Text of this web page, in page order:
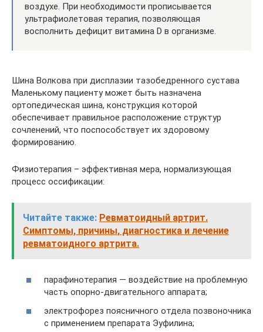
воздухе. При необходимости прописывается
ультрафиолетовая терапия, позволяющая
восполнить дефицит витамина D в организме.
Шина Волкова при дисплазии тазобедренного сустава
Маленькому пациенту может быть назначена
ортопедическая шина, конструкция которой
обеспечивает правильное расположение структур
сочленений, что поспособствует их здоровому
формированию.
Физиотерапия – эффективная мера, нормализующая
процесс оссификации:
Читайте также: Ревматоидный артрит.
Симптомы, причины, диагностика и лечение
ревматоидного артрита.
парафинотерапия — воздействие на проблемную
часть опорно-двигательного аппарата;
электрофорез поясничного отдела позвоночника
с применением препарата Эуфилина;